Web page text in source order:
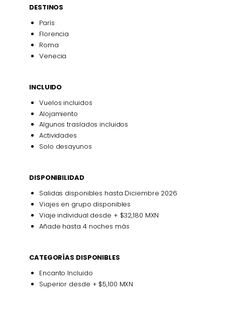
DESTINOS
París
Florencia
Roma
Venecia
INCLUIDO
Vuelos incluidos
Alojamiento
Algunos traslados incluidos
Actividades
Solo desayunos
DISPONIBILIDAD
Salidas disponibles hasta Diciembre 2026
Viajes en grupo disponibles
Viaje individual desde + $32,180 MXN
Añade hasta 4 noches más
CATEGORÍAS DISPONIBLES
Encanto Incluido
Superior desde + $5,100 MXN